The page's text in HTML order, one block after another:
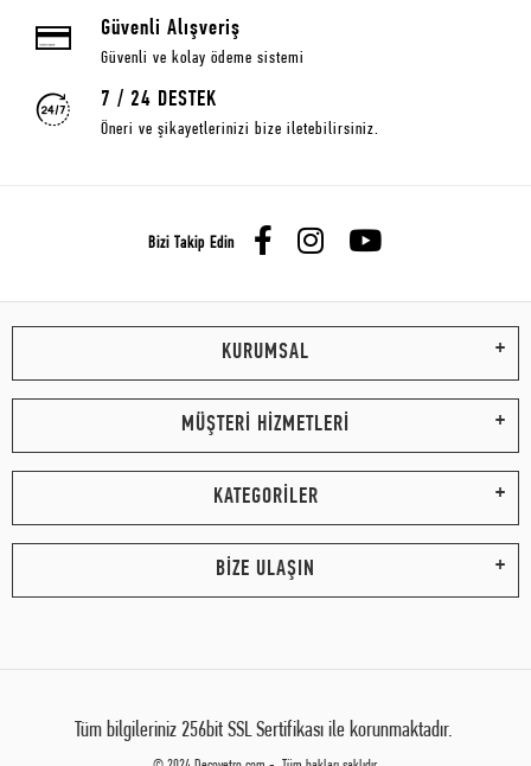
Güvenli Alışveriş
Güvenli ve kolay ödeme sistemi
7 / 24 DESTEK
Öneri ve şikayetlerinizi bize iletebilirsiniz.
Bizi Takip Edin
KURUMSAL
MÜŞTERİ HİZMETLERİ
KATEGORİLER
BİZE ULAŞIN
Tüm bilgileriniz 256bit SSL Sertifikası ile korunmaktadır.